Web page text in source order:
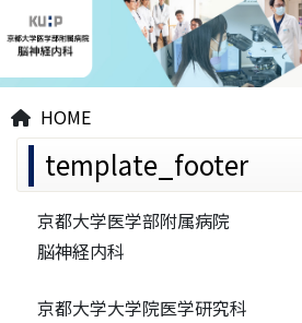
HOME
template_footer
京都大学医学部附属病院
脳神経内科
京都大学大学院医学研究科